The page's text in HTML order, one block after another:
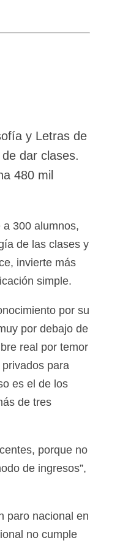
y Letras de
dar clases.
480 mil
300 alumnos,
de las clases y
invierte más
simple.
por su
por debajo de
real por temor
para
es el de los
de tres
porque no
de ingresos”,
paro nacional en
no cumple